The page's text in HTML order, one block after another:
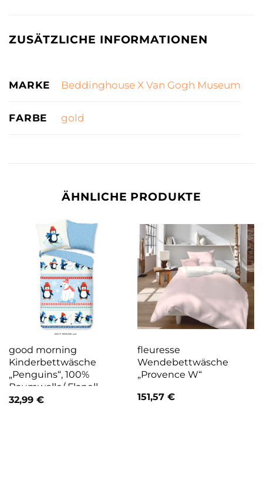
ZUSÄTZLICHE INFORMATIONEN
MARKE Beddinghouse X Van Gogh Museum
FARBE gold
ÄHNLICHE PRODUKTE
good morning
Kinderbettwäsche
„Penguins“, 100%
Baumwolle/ Flanell
(Biber)
32,99 €
fleuresse
Wendebettwäsche
„Provence W“
151,57 €